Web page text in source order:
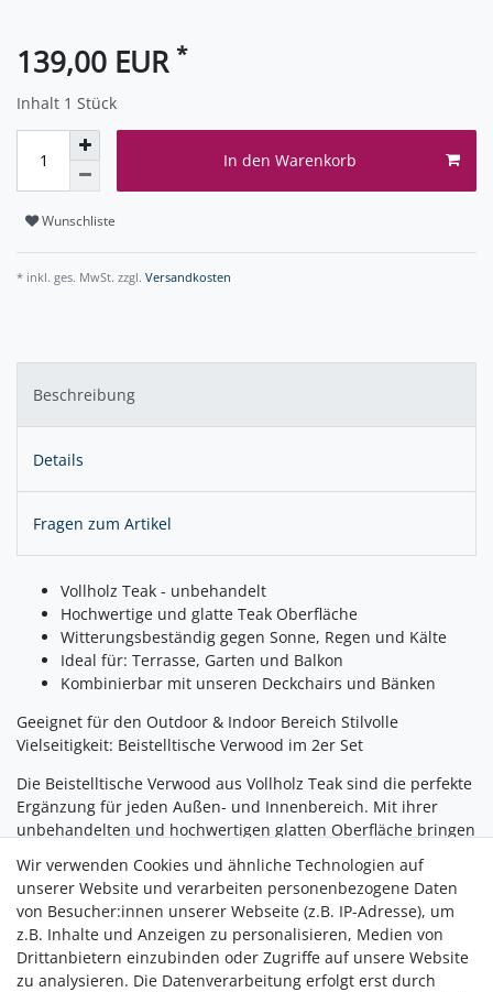
139,00 EUR *
Inhalt 1 Stück
In den Warenkorb
Wunschliste
* inkl. ges. MwSt. zzgl. Versandkosten
Beschreibung
Details
Fragen zum Artikel
Vollholz Teak - unbehandelt
Hochwertige und glatte Teak Oberfläche
Witterungsbeständig gegen Sonne, Regen und Kälte
Ideal für: Terrasse, Garten und Balkon
Kombinierbar mit unseren Deckchairs und Bänken
Geeignet für den Outdoor & Indoor Bereich Stilvolle
Vielseitigkeit: Beistelltische Verwood im 2er Set
Die Beistelltische Verwood aus Vollholz Teak sind die perfekte
Ergänzung für jeden Außen- und Innenbereich. Mit ihrer
unbehandelten und hochwertigen glatten Oberfläche bringen
in Ihr Zuhause. Ob als Ablage für Getränke und Snacks oder
als dekoratives Element - dieses 2er Set ist ein Must-have für
alle, die Stil und Praktikabilität schätzen.
LIEFERBAR MITTE AUGUST
Wir verwenden Cookies und ähnliche Technologien auf
unserer Website und verarbeiten personenbezogene Daten
von Besucher:innen unserer Webseite (z.B. IP-Adresse), um
z.B. Inhalte und Anzeigen zu personalisieren, Medien von
Drittanbietern einzubinden oder Zugriffe auf unsere Website
zu analysieren. Die Datenverarbeitung erfolgt erst durch